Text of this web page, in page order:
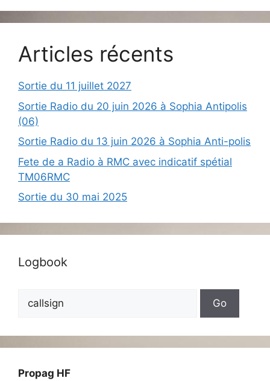
Articles récents
Sortie du 11 juillet 2027
Sortie Radio du 20 juin 2026 à Sophia Antipolis
(06)
Sortie Radio du 13 juin 2026 à Sophia Anti-polis
Fete de a Radio à RMC avec indicatif spétial
TM06RMC
Sortie du 30 mai 2025
Logbook
Propag HF